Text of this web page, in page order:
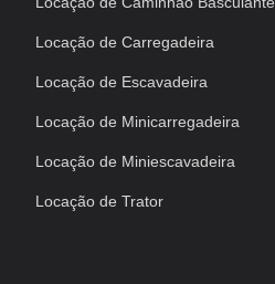
Locação de Carregadeira
Locação de Escavadeira
Locação de Minicarregadeira
Locação de Miniescavadeira
Locação de Trator